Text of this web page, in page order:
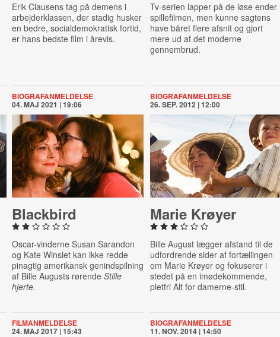
Erik Clausens tag på demens i
arbejderklassen, der stadig husker
en bedre, socialdemokratisk fortid,
er hans bedste film i årevis.
Tv-serien lapper på de løse ender
spillefilmen, men kunne sagtens
have båret flere afsnit og gjort
mere ud af det moderne
gennembrud.
BIOGRAFANMELDELSE
04. MAJ 2021 | 19:06
Blackbird
Oscar-vinderne Susan Sarandon
og Kate Winslet kan ikke redde
pinagtig amerikansk genindspilning
af Bille Augusts rørendeStille
hjerte.
BIOGRAFANMELDELSE
26. SEP. 2012 | 12:00
Marie Krøyer
Bille August lægger afstand til de
udfordrende sider af fortællingen
om Marie Krøyer og fokuserer i
stedet på en imødekommende,
pletfri Alt for damerne-stil.
FILMANMELDELSE
24. MAJ 2017 | 15:43
BIOGRAFANMELDELSE
11. NOV. 2014 | 14:50